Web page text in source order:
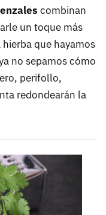
combinan
un toque más
que hayamos
no sepamos cómo
perifollo,
redondearán la